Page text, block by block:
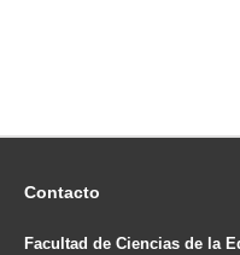
Contacto
Facultad de Ciencias de la